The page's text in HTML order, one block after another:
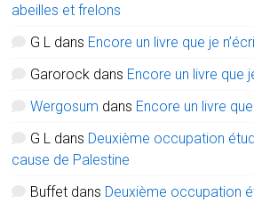
abeilles et frelons
G L dans Encore un livre que je
Garorock dans Encore un livre que
Wergosum dans Encore un livre
G L dans Deuxième occupation
cause de Palestine
Buffet dans Deuxième occupation